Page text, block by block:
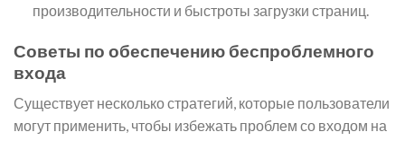
производительности и быстроты загрузки страниц.
Советы по обеспечению беспроблемного
входа
Существует несколько стратегий, которые пользователи
могут применить, чтобы избежать проблем со входом на